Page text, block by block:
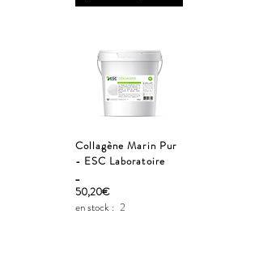
Collagène Marin Pur
- ESC Laboratoire
_
50,20€
en stock : 2